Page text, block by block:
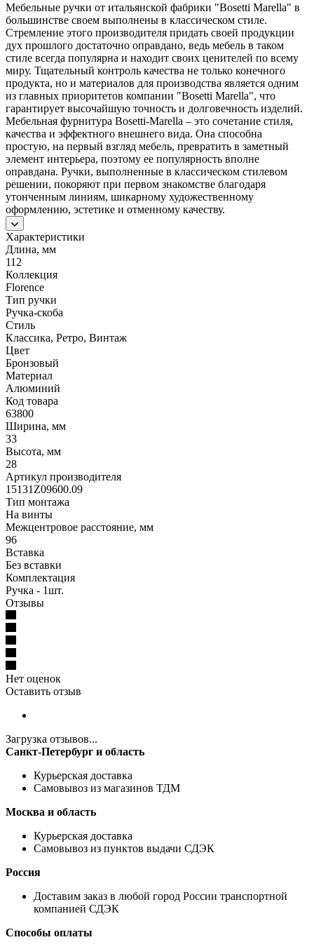
Мебельные ручки от итальянской фабрики "Bosetti Marella" в
большинстве своем выполнены в классическом стиле.
Стремление этого производителя придать своей продукции
дух прошлого достаточно оправдано, ведь мебель в таком
стиле всегда популярна и находит своих ценителей по всему
миру. Тщательный контроль качества не только конечного
продукта, но и материалов для производства является одним
из главных приоритетов компании "Bosetti Marella", что
гарантирует высочайшую точность и долговечность изделий.
Мебельная фурнитура Bosetti-Marella – это сочетание стиля,
качества и эффектного внешнего вида. Она способна
простую, на первый взгляд мебель, превратить в заметный
элемент интерьера, поэтому ее популярность вполне
оправдана. Ручки, выполненные в классическом стилевом
решении, покоряют при первом знакомстве благодаря
утонченным линиям, шикарному художественному
оформлению, эстетике и отменному качеству.
Характеристики
Длина, мм
112
Коллекция
Florence
Тип ручки
Ручка-скоба
Стиль
Классика, Ретро, Винтаж
Цвет
Бронзовый
Материал
Алюминий
Код товара
63800
Ширина, мм
33
Высота, мм
28
Артикул производителя
15131Z09600.09
Тип монтажа
На винты
Межцентровое расстояние, мм
96
Вставка
Без вставки
Комплектация
Ручка - 1шт.
Отзывы
Нет оценок
Оставить отзыв
Загрузка отзывов...
Санкт-Петербург и область
Курьерская доставка
Самовывоз из магазинов ТДМ
Москва и область
Курьерская доставка
Самовывоз из пунктов выдачи СДЭК
Россия
Доставим заказ в любой город России транспортной
компанией СДЭК
Способы оплаты